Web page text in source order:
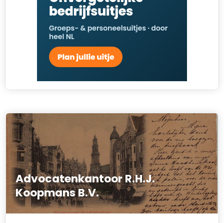
Advocatenkantoor R.H.J.
Koopmans B.V.